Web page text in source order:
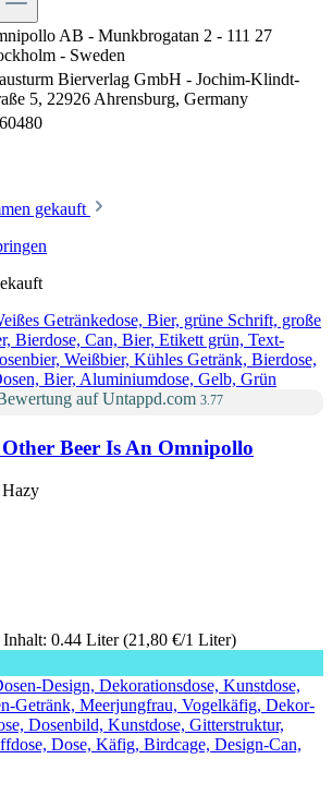
AB - Munkbrogatan 2 - 111 27
- Sweden
Bierverlag GmbH - Jochim-Klindt-
5, 22926 Ahrensburg, Germany
gekauft
3.77
Beer Is An Omnipollo
0.44 Liter (21,80 €/1 Liter)